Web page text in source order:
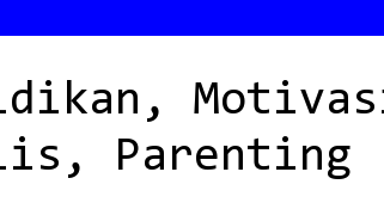
Parenting